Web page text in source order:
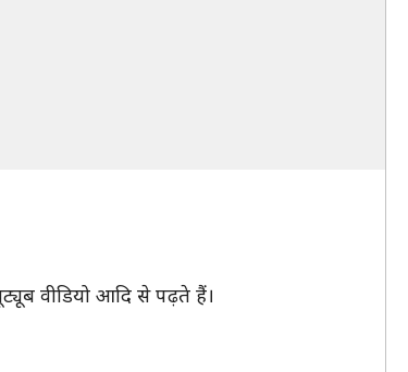
वीडियो आदि से पढ़ते हैं।